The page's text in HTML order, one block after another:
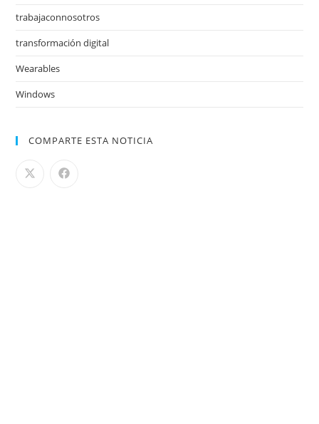
trabajaconnosotros
transformación digital
Wearables
Windows
COMPARTE ESTA NOTICIA